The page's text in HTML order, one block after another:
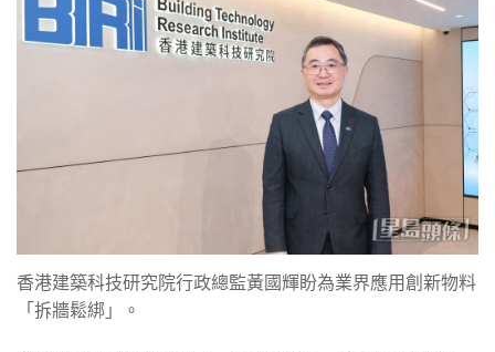
香港建築科技研究院行政總監黃國輝盼為業界應用創新物料
「拆牆鬆綁」。